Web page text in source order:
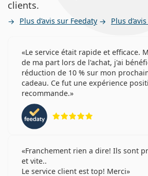
clients.
Plus d’avis sur Feedaty Plus
Le service était rapide et efficace.
de ma part lors de l'achat, j'ai
réduction de 10 % sur mon
cadeau. Ce fut une expérience
recommande.
Franchement rien a dire! Ils sont
et vite..
Le service client est top! Merci